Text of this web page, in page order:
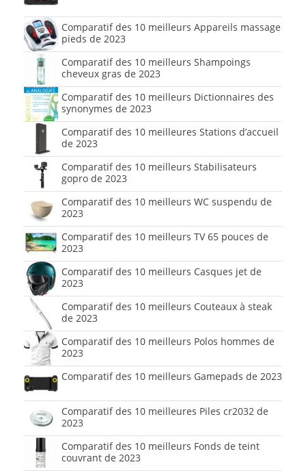
Comparatif des 10 meilleurs Appareils massage
pieds de 2023
Comparatif des 10 meilleurs Shampoings
cheveux gras de 2023
Comparatif des 10 meilleurs Dictionnaires des
synonymes de 2023
Comparatif des 10 meilleures Stations d’accueil
de 2023
Comparatif des 10 meilleurs Stabilisateurs
gopro de 2023
Comparatif des 10 meilleurs WC suspendu de
2023
Comparatif des 10 meilleurs TV 65 pouces de
2023
Comparatif des 10 meilleurs Casques jet de
2023
Comparatif des 10 meilleurs Couteaux à steak
de 2023
Comparatif des 10 meilleurs Polos hommes de
2023
Comparatif des 10 meilleurs Gamepads de 2023
Comparatif des 10 meilleures Piles cr2032 de
2023
Comparatif des 10 meilleurs Fonds de teint
couvrant de 2023